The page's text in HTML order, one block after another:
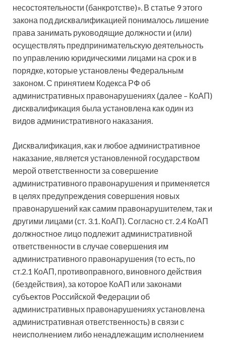
несостоятельности (банкротстве)». В статье 9 этого
закона под дисквалификацией понималось лишение
права занимать руководящие должности и (или)
осуществлять предпринимательскую деятельность
по управлению юридическими лицами на срок и в
порядке, которые установлены Федеральным
законом. С принятием Кодекса РФ об
административных правонарушениях (далее – КоАП)
дисквалификация была установлена как один из
видов административного наказания.
Дисквалификация, как и любое административное
наказание, является установленной государством
мерой ответственности за совершение
административного правонарушения и применяется
в целях предупреждения совершения новых
правонарушений как самим правонарушителем, так и
другими лицами (ст. 3.1. КоАП). Согласно ст. 2.4 КоАП
должностное лицо подлежит административной
ответственности в случае совершения им
административного правонарушения (то есть, по
ст.2.1 КоАП, противоправного, виновного действия
(бездействия), за которое КоАП или законами
субъектов Российской Федерации об
административных правонарушениях установлена
административная ответственность) в связи с
неисполнением либо ненадлежащим исполнением